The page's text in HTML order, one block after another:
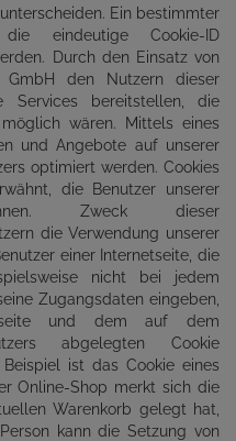
Ein bestimmter
eindeutige Cookie-ID
Durch den Einsatz von
GmbH den Nutzern dieser
Services bereitstellen, die
wären. Mittels eines
und Angebote auf unserer
optimiert werden. Cookies
die Benutzer unserer
Zweck dieser
die Verwendung unserer
einer Internetseite, die
nicht bei jedem
Zugangsdaten eingeben,
und dem auf dem
abgelegten Cookie
ist das Cookie eines
Online-Shop merkt sich die
Warenkorb gelegt hat,
kann die Setzung von